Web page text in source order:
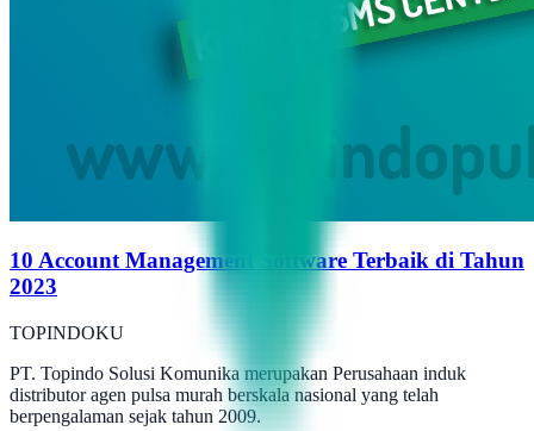
10 Account Management Software Terbaik di Tahun
2023
TOPINDOKU
PT. Topindo Solusi Komunika merupakan Perusahaan induk
distributor agen pulsa murah berskala nasional yang telah
berpengalaman sejak tahun 2009.